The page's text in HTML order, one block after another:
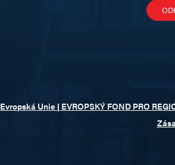
Evropská Unie | EVROPSKÝ FOND PRO